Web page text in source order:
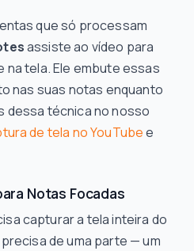
que só processam
assiste ao vídeo para
tela. Ele embute essas
nas suas notas enquanto
dessa técnica no nosso
de tela no YouTubee
Notas Focadas
capturar a tela inteira do
de uma parte — um